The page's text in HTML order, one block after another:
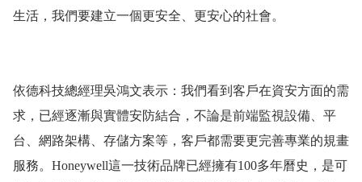
生活，我們要建立一個更安全、更安心的社會。
依德科技總經理吳鴻文表示：我們看到客戶在資安方面的需
求，已經逐漸與實體安防結合，不論是前端監視設備、平
台、網路架構、存儲方案等，客戶都需要更完善專業的規畫
服務。 Honeywell這一技術品牌已經擁有100多年曆史，是可